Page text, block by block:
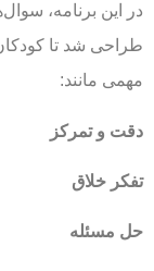
در این برنامه،
طراحی شد تا
مهمی مانند:
دقت و تمرکز
تفکر خلاق
حل مسئله